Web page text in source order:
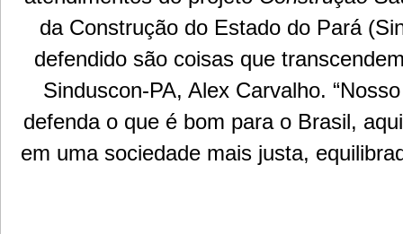
da Construção do Estado do Pará
defendido são coisas que
Sinduscon-PA, Alex Carvalho.
defenda o que é bom para o Brasil,
em uma sociedade mais justa,